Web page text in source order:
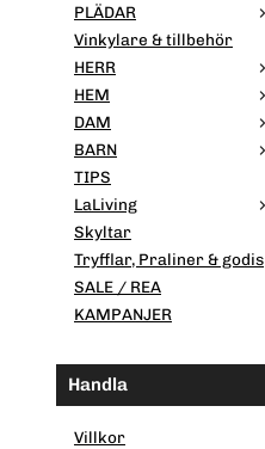
PLÄDAR
Vinkylare & tillbehör
HERR
HEM
DAM
BARN
TIPS
LaLiving
Skyltar
Tryfflar, Praliner & godis
SALE / REA
KAMPANJER
Handla
Villkor